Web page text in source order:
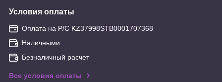
Условия оплаты
Оплата на Р/С KZ37998STB0001707368
Наличными
Безналичный расчет
Все условия оплаты